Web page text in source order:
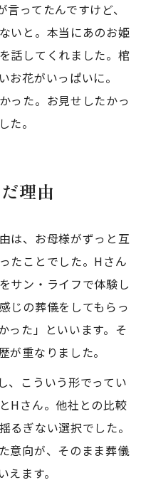
ってたんですけど、
いと。本当にあのお姫
話してくれました。棺
お花がいっぱいに。
った。お見せしたかっ
た。
理由
は、お母様がずっと互
たことでした。Hさん
サン・ライフで体験し
じの葬儀をしてもらっ
った」といいます。そ
が重なりました。
、こういう形でってい
Hさん。他社との比較
るぎない選択でした。
意向が、そのまま葬儀
ます。